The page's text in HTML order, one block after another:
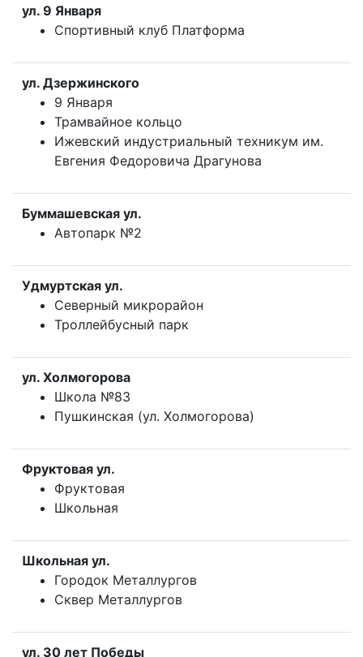
ул. 9 Января
Спортивный клуб Платформа
ул. Дзержинского
9 Января
Трамвайное кольцо
Ижевский индустриальный техникум им.
Евгения Федоровича Драгунова
Буммашевская ул.
Автопарк №2
Удмуртская ул.
Северный микрорайон
Троллейбусный парк
ул. Холмогорова
Школа №83
Пушкинская (ул. Холмогорова)
Фруктовая ул.
Фруктовая
Школьная
Школьная ул.
Городок Металлургов
Сквер Металлургов
ул. 30 лет Победы